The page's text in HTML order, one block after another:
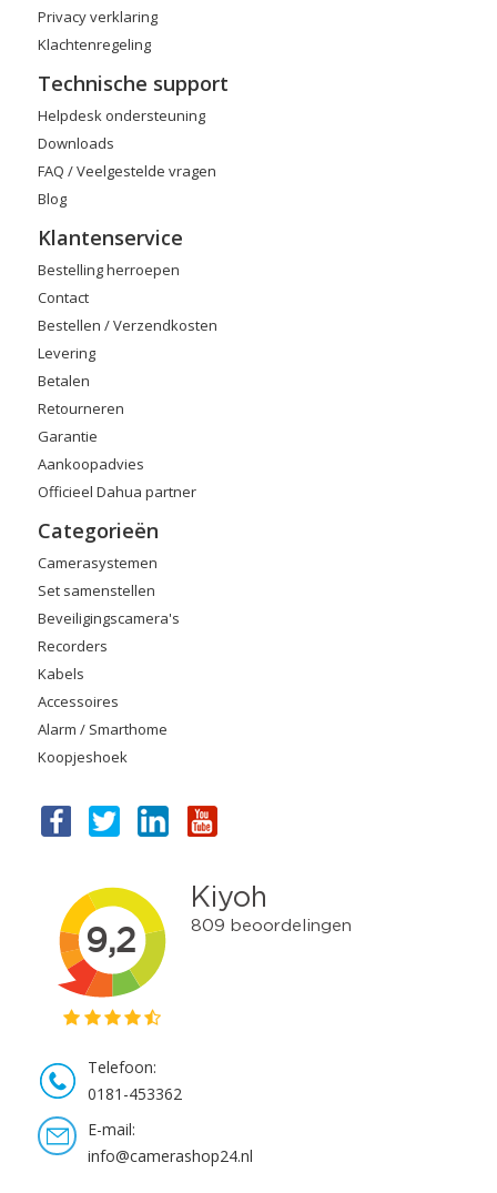
Privacy verklaring
Klachtenregeling
Technische support
Helpdesk ondersteuning
Downloads
FAQ / Veelgestelde vragen
Blog
Klantenservice
Bestelling herroepen
Contact
Bestellen / Verzendkosten
Levering
Betalen
Retourneren
Garantie
Aankoopadvies
Officieel Dahua partner
Categorieën
Camerasystemen
Set samenstellen
Beveiligingscamera's
Recorders
Kabels
Accessoires
Alarm / Smarthome
Koopjeshoek
Telefoon:
0181-453362
E-mail:
info@camerashop24.nl